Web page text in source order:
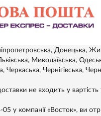
Донецька,
Миколаївська,
Чернігівська,
не входить у вартість
у компанії «Восток», ви